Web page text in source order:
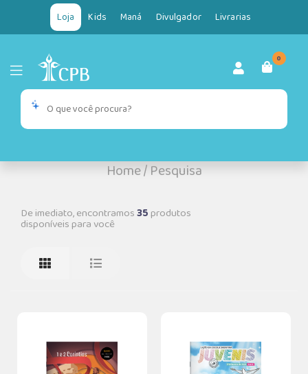
Loja Kids Maná Divulgador Livrarias
0
Home/Pesquisa
De imediato, encontramos35produtos
disponíveis para você